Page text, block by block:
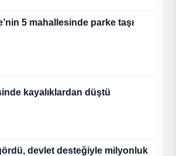
5 mahallesinde parke taşı
kayalıklardan düştü
devlet desteğiyle milyonluk